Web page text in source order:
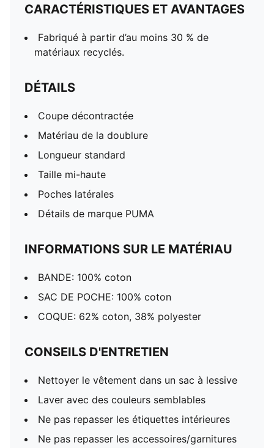
CARACTÉRISTIQUES ET AVANTAGES
Fabriqué à partir d’au moins 30 % de
matériaux recyclés.
DÉTAILS
Coupe décontractée
Matériau de la doublure
Longueur standard
Taille mi-haute
Poches latérales
Détails de marque PUMA
INFORMATIONS SUR LE MATÉRIAU
BANDE: 100% coton
SAC DE POCHE: 100% coton
COQUE: 62% coton, 38% polyester
CONSEILS D'ENTRETIEN
Nettoyer le vêtement dans un sac à lessive
Laver avec des couleurs semblables
Ne pas repasser les étiquettes intérieures
Ne pas repasser les accessoires/garnitures